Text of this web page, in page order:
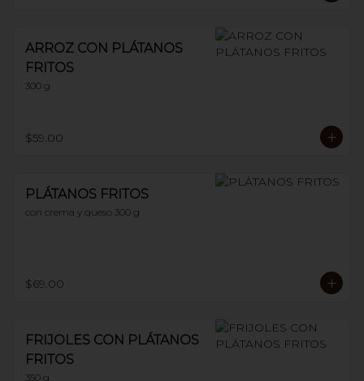
ARROZ CON PLÁTANOS
FRITOS
300 g
$59.00
PLÁTANOS FRITOS
con crema y queso 300 g
$69.00
FRIJOLES CON PLÁTANOS
FRITOS
350 g